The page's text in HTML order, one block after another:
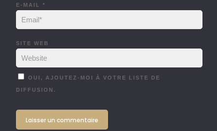
E-MAIL *
SITE WEB
OUI, AJOUTEZ-MOI À VOTRE LISTE DE
DIFFUSION.